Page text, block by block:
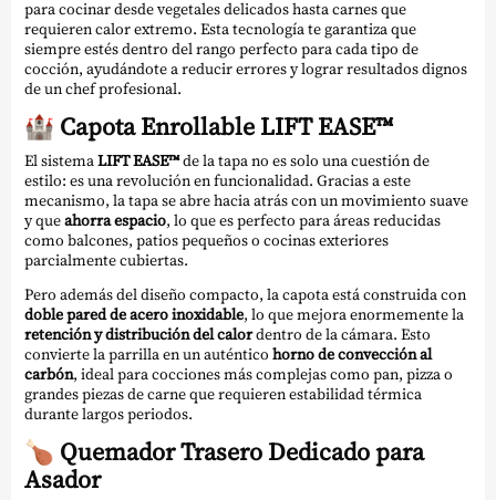
para cocinar desde vegetales delicados hasta carnes que
requieren calor extremo. Esta tecnología te garantiza que
siempre estés dentro del rango perfecto para cada tipo de
cocción, ayudándote a reducir errores y lograr resultados dignos
de un chef profesional.
🏰 Capota Enrollable LIFT EASE™
El sistemaLIFT EASE™de la tapa no es solo una cuestión de
estilo: es una revolución en funcionalidad. Gracias a este
mecanismo, la tapa se abre hacia atrás con un movimiento suave
y queahorra espacio, lo que es perfecto para áreas reducidas
como balcones, patios pequeños o cocinas exteriores
parcialmente cubiertas.
Pero además del diseño compacto, la capota está construida con
doble pared de acero inoxidable, lo que mejora enormemente la
retención y distribución del calordentro de la cámara. Esto
convierte la parrilla en un auténtico horno de convección al
carbón, ideal para cocciones más complejas como pan, pizza o
grandes piezas de carne que requieren estabilidad térmica
durante largos periodos.
🍗 Quemador Trasero Dedicado para
Asador